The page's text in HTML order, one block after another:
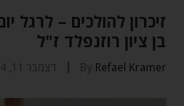
זיכרון להולכים – לרגל
בן ציון רוזנפלד ז"ל
By Refael Kramer דצמבר 11, 2024